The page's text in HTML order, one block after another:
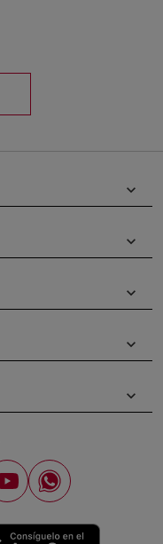
keyboard_arrow_down
keyboard_arrow_down
keyboard_arrow_down
keyboard_arrow_down
keyboard_arrow_down